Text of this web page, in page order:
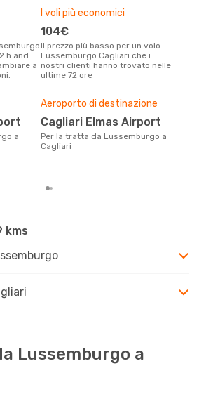
h and
a
I voli più economici
104€
Il prezzo più basso per un volo
Lussemburgo Cagliari che i
nostri clienti hanno trovato nelle
ultime 72 ore
Aeroporto di destinazione
Cagliari Elmas Airport
Per la tratta da Lussemburgo a
Cagliari
kms
Lussemburgo a